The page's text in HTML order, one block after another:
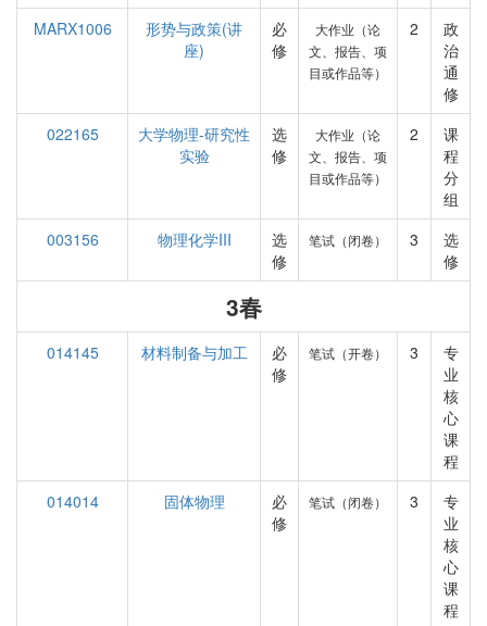
MARX1006
形势与政策(讲
座)
必
修
大作业（论
文、报告、项
目或作品等）
2
政
治
通
修
022165
大学物理-研究性
实验
选
修
大作业（论
文、报告、项
目或作品等）
2
课
程
分
组
003156
物理化学III
选
修
笔试（闭卷） 3
选
修
3春
014145 材料制备与加工
必
修
笔试（开卷） 3
专
业
核
心
课
程
014014
固体物理
必
修
笔试（闭卷） 3
专
业
核
心
课
程